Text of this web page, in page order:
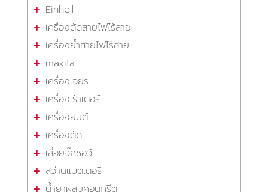
Einhell
เครื่องตัดสายไฟไร้สาย
เครื่องย้ำสายไฟไร้สาย
makita
เครื่องเจียร
เครื่องเร้าเตอร์
เครื่องยนต์
เครื่องตัด
เลื่อยจิ๊กซอว์
สว่านแบตเตอรี่